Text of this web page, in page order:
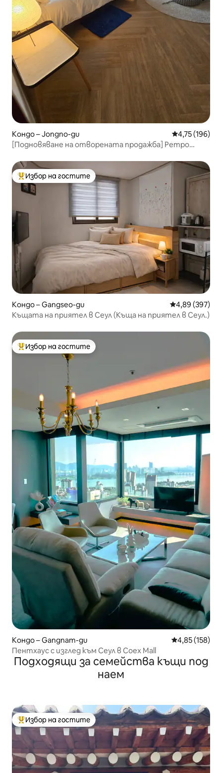
Кондо – Jongno-gu Средна
4,75 (196)
[Подновяване на отворената продажба] Ретро
Най-популярен избор на гостите
Избор на гостите
Кондо – Gangseo-gu Средна
4,89 (397)
Къщата на приятел в Сеул (Къща на приятел в Сеул.)
Най-популярен избор на гостите
Избор на гостите
Кондо – Gangnam-gu Средна
4,85 (158)
Пентхаус с изглед към Сеул в Coex Mall
Подходящи за семейства къщи под
наем
Най-популярен избор на гостите
Избор на гостите